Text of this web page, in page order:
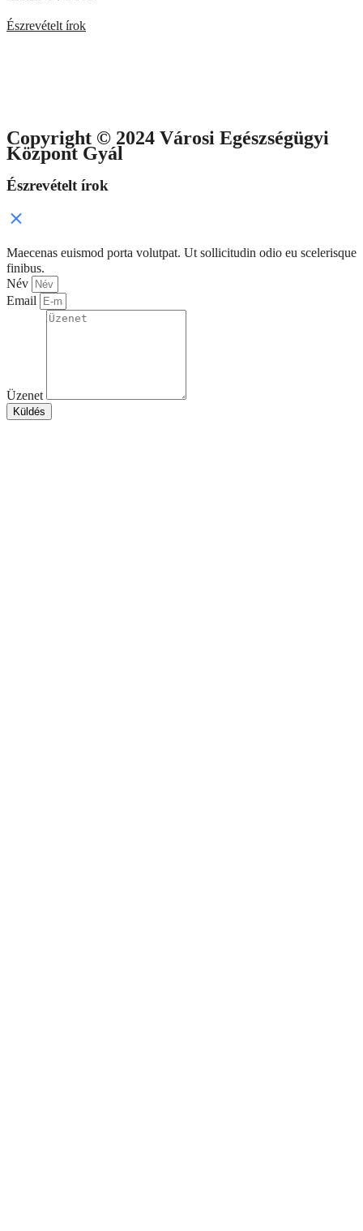
Észrevételt írok
Copyright © 2024 Városi Egészségügyi
Központ Gyál
Észrevételt írok
Maecenas euismod porta volutpat. Ut sollicitudin odio eu scelerisque
finibus.
Név
Email
Üzenet
Küldés